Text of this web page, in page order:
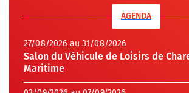
AGENDA
27/08/2026 au 31/08/2026
Salon du Véhicule de Loisirs de
Maritime